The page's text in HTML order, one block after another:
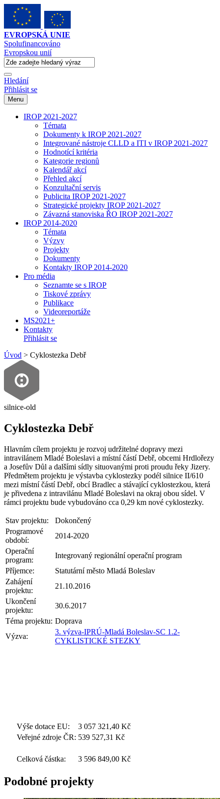
EVROPSKÁ UNIE
Spolufinancováno
Evropskou unií
Hledání
Přihlásit se
Menu
IROP 2021-2027
Témata
Dokumenty k IROP 2021-2027
Integrované nástroje CLLD a ITI v IROP 2021-2027
Hodnotící kritéria
Kategorie regionů
Kalendář akcí
Přehled akcí
Konzultační servis
Publicita IROP 2021-2027
Strategické projekty IROP 2021-2027
Závazná stanoviska ŘO IROP 2021-2027
IROP 2014-2020
Témata
Výzvy
Projekty
Dokumenty
Kontakty IROP 2014-2020
Pro média
Seznamte se s IROP
Tiskové zprávy
Publikace
Videoreportáže
MS2021+
Kontakty
Přihlásit se
Úvod > Cyklostezka Debř
silnice-old
Cyklostezka Debř
Hlavním cílem projektu je rozvoj udržitelné dopravy mezi
intravilánem Mladé Boleslavi a místní částí Debř, obcemi Hrdlořezy
a Josefův Důl a dalšími sídly situovanými proti proudu řeky Jizery.
Předmětem projektu je výstavba cyklostezky podél silnice II/610
mezi místní částí Debř, obcí Bradlec a stávající cyklostezkou, která
je přivedena z intravilánu Mladé Boleslavi na okraj obou sídel. V
rámci projektu bude vybudováno cca 0,29 km nové cyklostezky.
Stav projektu:
Dokončený
Programové
období:
2014-2020
Operační
program:
Integrovaný regionální operační program
Příjemce:
Statutární město Mladá Boleslav
Zahájení
projektu:
21.10.2016
Ukončení
projektu:
30.6.2017
Téma projektu: Doprava
Výzva:
3. výzva-IPRÚ-Mladá Boleslav-SC 1.2-
CYKLISTICKÉ STEZKY
Výše dotace EU: 3 057 321,40 Kč
Veřejné zdroje ČR: 539 527,31 Kč
Celková částka: 3 596 849,00 Kč
Podobné projekty